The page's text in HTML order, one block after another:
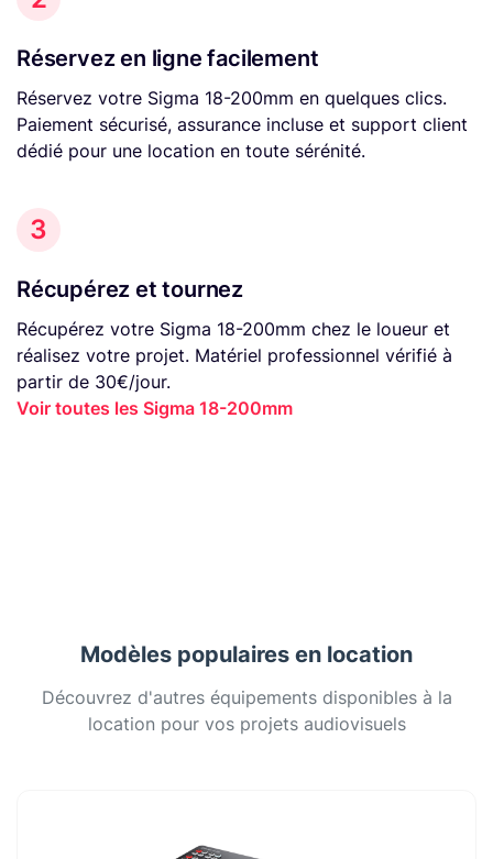
Réservez en ligne facilement
Réservez votre Sigma 18-200mm en quelques clics.
Paiement sécurisé, assurance incluse et support client
dédié pour une location en toute sérénité.
3
Récupérez et tournez
Récupérez votre Sigma 18-200mm chez le loueur et
réalisez votre projet. Matériel professionnel vérifié à
partir de 30€/jour.
Voir toutes les Sigma 18-200mm
Modèles populaires en location
Découvrez d'autres équipements disponibles à la
location pour vos projets audiovisuels